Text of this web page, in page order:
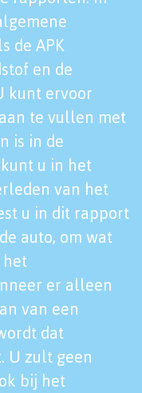
de APK
en de
kunt ervoor
te vullen met
is in de
u in het
van het
u in dit rapport
auto, om wat
het
er alleen
van een
dat
U zult geen
bij het